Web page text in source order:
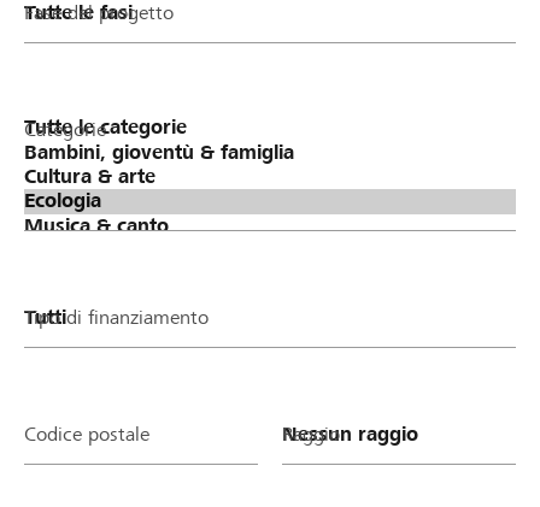
Fase del progetto
Categorie
Tipo di finanziamento
Codice postale Raggio